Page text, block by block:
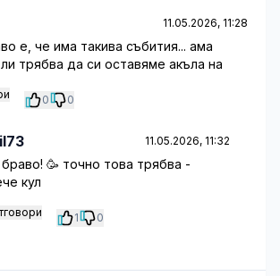
11.05.2026, 11:28
е, че има такива събития... ама
трябва да си оставяме акъла на
0 0
11.05.2026, 11:32
🥳 точно това трябва -
кул
1 0